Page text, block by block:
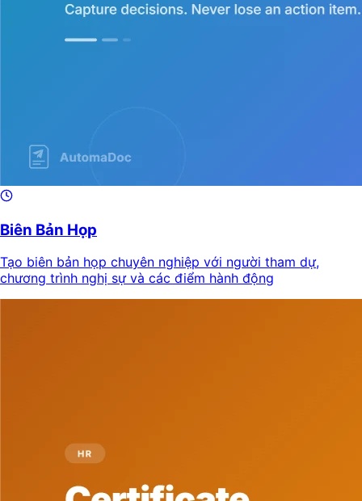
Biên Bản Họp
Tạo biên bản họp chuyên nghiệp với người tham dự,
chương trình nghị sự và các điểm hành động